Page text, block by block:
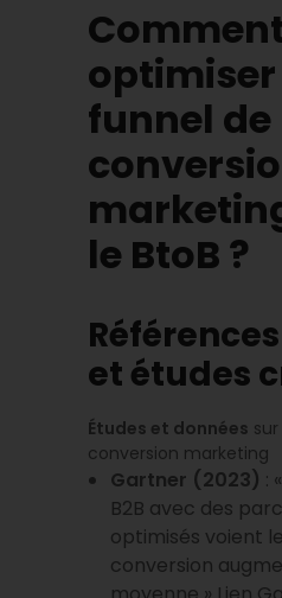
funnel de
le BtoB ?
et études
Études et données
conversion marketing
Gartner (2023) :
B2B avec des
optimisés voient
conversion